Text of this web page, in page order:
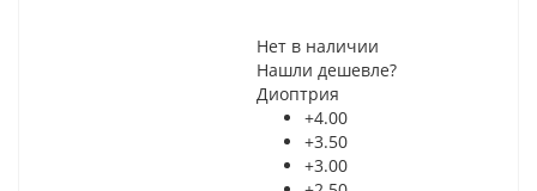
Нет в наличии
Нашли дешевле?
Диоптрия
+4.00
+3.50
+3.00